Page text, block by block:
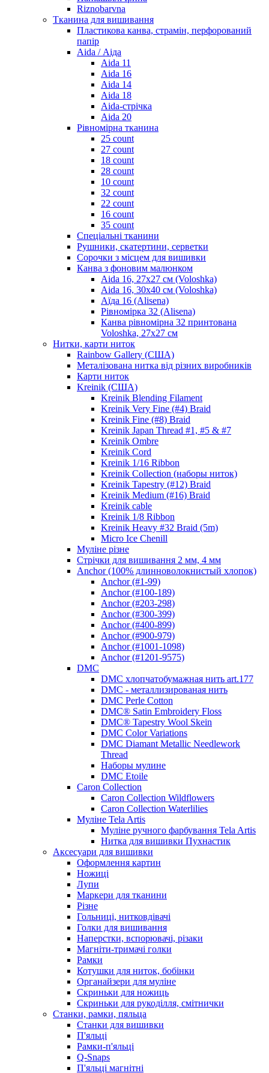
Riznobarvna
Тканина для вишивання
Пластикова канва, страмін, перфорований
папір
Aida / Аіда
Aida 11
Aida 16
Aida 14
Aida 18
Aida-стрічка
Aida 20
Рівномірна тканина
25 count
27 count
18 count
28 count
10 count
32 count
22 count
16 count
35 count
Спеціальні тканини
Рушники, скатертини, серветки
Сорочки з місцем для вишивки
Канва з фоновим малюнком
Aida 16, 27х27 см (Voloshka)
Aida 16, 30х40 см (Voloshka)
Аїда 16 (Alisena)
Рівномірка 32 (Alisena)
Канва рівномірна 32 принтована
Voloshka, 27х27 см
Нитки, карти ниток
Rainbow Gallery (США)
Металізована нитка від різних виробників
Карти ниток
Kreinik (США)
Kreinik Blending Filament
Kreinik Very Fine (#4) Braid
Kreinik Fine (#8) Braid
Kreinik Japan Thread #1, #5 & #7
Kreinik Ombre
Kreinik Cord
Kreinik 1/16 Ribbon
Kreinik Collection (наборы ниток)
Kreinik Tapestry (#12) Braid
Kreinik Medium (#16) Braid
Kreinik cable
Kreinik 1/8 Ribbon
Kreinik Heavy #32 Braid (5m)
Micro Ice Chenill
Муліне різне
Стрічки для вишивання 2 мм, 4 мм
Anchor (100% длинноволокнистый хлопок)
Anchor (#1-99)
Anchor (#100-189)
Anchor (#203-298)
Anchor (#300-399)
Anchor (#400-899)
Anchor (#900-979)
Anchor (#1001-1098)
Anchor (#1201-9575)
DMC
DMC хлопчатобумажная нить art.177
DMC - металлизированая нить
DMC Perle Cotton
DMC® Satin Embroidery Floss
DMC® Tapestry Wool Skein
DMC Color Variations
DMC Diamant Metallic Needlework
Thread
Наборы мулине
DMC Etoile
Caron Collection
Caron Collection Wildflowers
Caron Collection Waterlilies
Муліне Tela Artis
Муліне ручного фарбування Tela Artis
Нитка для вишивки Пухнастик
Аксесуари для вишивки
Оформлення картин
Ножиці
Лупи
Маркери для тканини
Різне
Гольниці, нитковдівачі
Голки для вишивання
Наперстки, вспорювачі, різаки
Магніти-тримачі голки
Рамки
Котушки для ниток, бобінки
Органайзери для муліне
Скриньки для ножиць
Скриньки для рукоділля, смітнички
Станки, рамки, пяльца
Станки для вишивки
П'яльці
Рамки-п'яльці
Q-Snaps
П'яльці магнітні